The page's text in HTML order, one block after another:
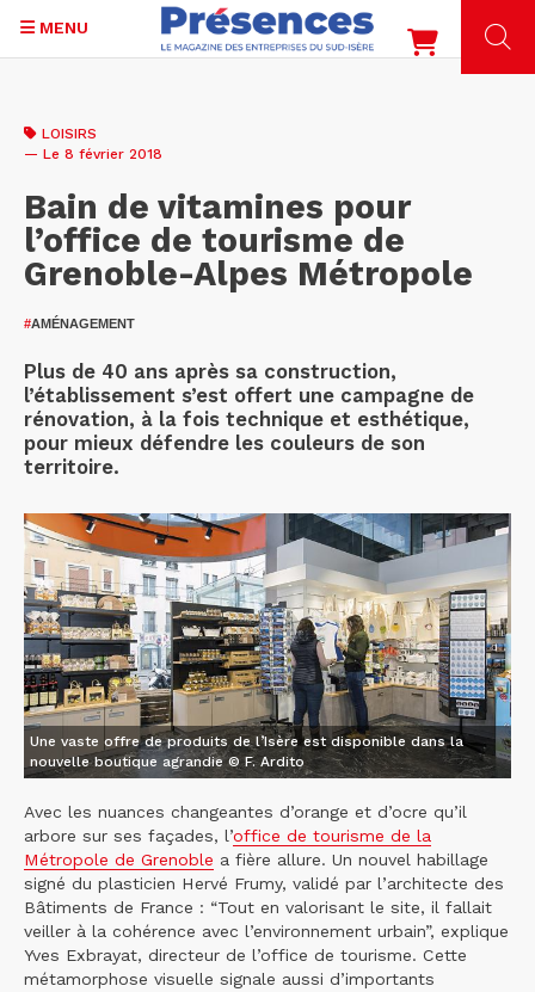
contenu
MENU
LOISIRS
— Le 8 février 2018
Bain de vitamines pour
l’office de tourisme de
Grenoble-Alpes Métropole
#AMÉNAGEMENT
Plus de 40 ans après sa construction,
l’établissement s’est offert une campagne de
rénovation, à la fois technique et esthétique,
pour mieux défendre les couleurs de son
territoire.
Une vaste offre de produits de l’Isère est disponible dans la
nouvelle boutique agrandie © F. Ardito
Avec les nuances changeantes d’orange et d’ocre qu’il
arbore sur ses façades, l’office de tourisme de la
Métropole de Grenoble a fière allure. Un nouvel habillage
signé du plasticien Hervé Frumy, validé par l’architecte des
Bâtiments de France : “Tout en valorisant le site, il fallait
veiller à la cohérence avec l’environnement urbain”, explique
Yves Exbrayat, directeur de l’office de tourisme. Cette
métamorphose visuelle signale aussi d’importants